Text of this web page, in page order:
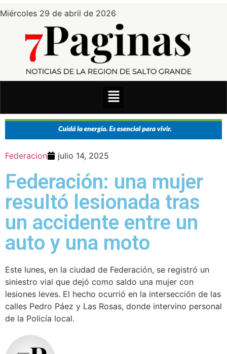
Miércoles 29 de abril de 2026
Federacion julio 14, 2025
Federación: una mujer
resultó lesionada tras
un accidente entre un
auto y una moto
Este lunes, en la ciudad de Federación, se registró un
siniestro vial que dejó como saldo una mujer con
lesiones leves. El hecho ocurrió en la intersección de las
calles Pedro Páez y Las Rosas, donde intervino personal
de la Policía local.